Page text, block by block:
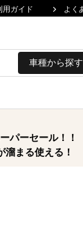
用ガイド よく
車種から探す
パーセール！！
まる使える！